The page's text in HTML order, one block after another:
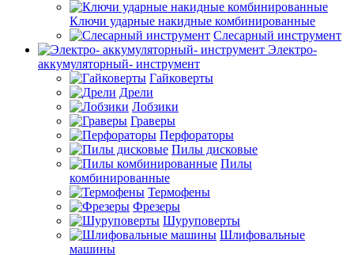
Ключи ударные накидные комбинированные
Слесарный инструмент
Электро-
аккумуляторный- инструмент
Гайковерты
Дрели
Лобзики
Граверы
Перфораторы
Пилы дисковые
Пилы
комбинированные
Термофены
Фрезеры
Шуруповерты
Шлифовальные
машины